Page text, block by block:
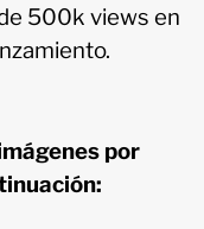
500k views en
por